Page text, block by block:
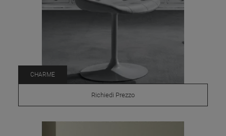
CHARME
Richiedi Prezzo